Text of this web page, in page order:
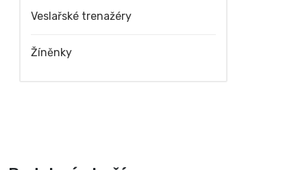
Veslařské trenažéry
Žíněnky